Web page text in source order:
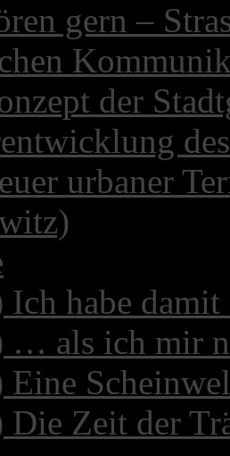
gern –
der
urbaner
Ich habe
… als ich mir
Eine
Die Zeit der